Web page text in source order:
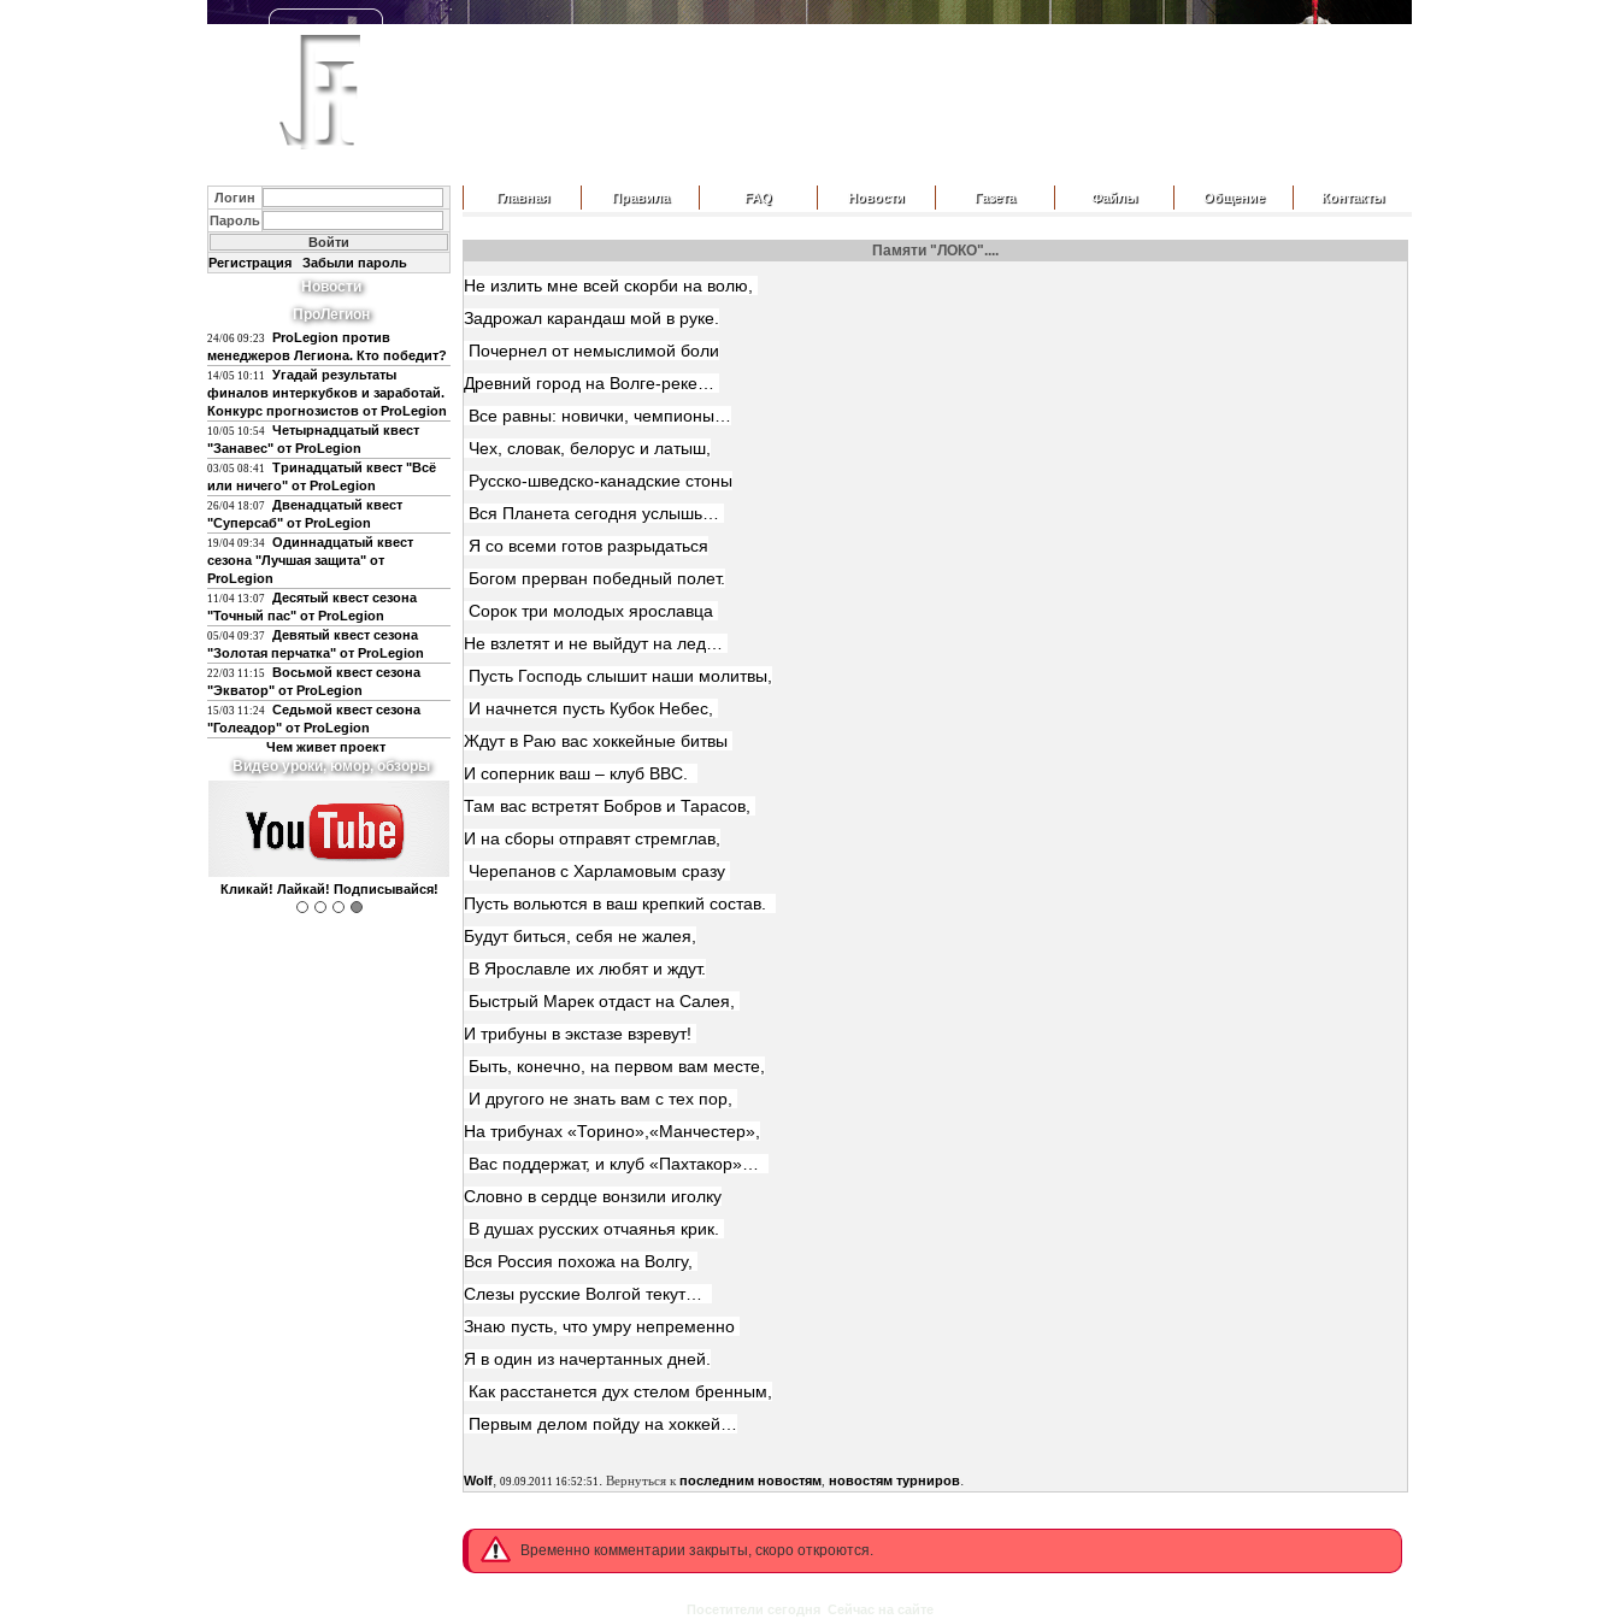
Логин
Пароль
Регистрация Забыли пароль
Новости
ПроЛегион
24/06 09:23
ProLegion против
менеджеров Легиона. Кто победит?
14/05 10:11
Угадай результаты
финалов интеркубков и заработай.
Конкурс прогнозистов от ProLegion
10/05 10:54 Четырнадцатый квест
"Занавес" от ProLegion
03/05 08:41
Тринадцатый квест "Всё
или ничего" от ProLegion
26/04 18:07 Двенадцатый квест
"Суперсаб" от ProLegion
19/04 09:34 Одиннадцатый квест
сезона "Лучшая защита" от
ProLegion
11/04 13:07 Десятый квест сезона
"Точный пас" от ProLegion
05/04 09:37 Девятый квест сезона
"Золотая перчатка" от ProLegion
22/03 11:15
Восьмой квест сезона
"Экватор" от ProLegion
15/03 11:24 Седьмой квест сезона
"Голеадор" от ProLegion
Чем живет проект
О футболе и не только
Интегрирован с чатом форума!
Главная Правила FAQ Новости Газета Файлы Общение Контакты
Памяти "ЛОКО"....
Не излить мне всей скорби на волю,
Задрожал карандаш мой в руке.
Почернел от немыслимой боли
Древний город на Волге-реке…
Все равны: новички, чемпионы…
Чех, словак, белорус и латыш,
Русско-шведско-канадские стоны
Вся Планета сегодня услышь…
Я со всеми готов разрыдаться
Богом прерван победный полет.
Сорок три молодых ярославца
Не взлетят и не выйдут на лед…
Пусть Господь слышит наши молитвы,
И начнется пусть Кубок Небес,
Ждут в Раю вас хоккейные битвы
И соперник ваш – клуб ВВС.
Там вас встретят Бобров и Тарасов,
И на сборы отправят стремглав,
Черепанов с Харламовым сразу
Пусть вольются в ваш крепкий состав.
Будут биться, себя не жалея,
В Ярославле их любят и ждут.
Быстрый Марек отдаст на Салея,
И трибуны в экстазе взревут!
Быть, конечно, на первом вам месте,
И другого не знать вам с тех пор,
На трибунах «Торино»,«Манчестер»,
Вас поддержат, и клуб «Пахтакор»…
Словно в сердце вонзили иголку
В душах русских отчаянья крик.
Вся Россия похожа на Волгу,
Слезы русские Волгой текут…
Знаю пусть, что умру непременно
Я в один из начертанных дней.
Как расстанется дух стелом бренным,
Первым делом пойду на хоккей…
Wolf, 09.09.2011 16:52:51 . Вернуться к последним новостям новостям турниров.
Временно комментарии закрыты, скоро откроются.